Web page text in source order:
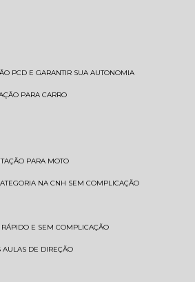
PCD E GARANTIR SUA AUTONOMIA
PARA CARRO
PARA MOTO
NA CNH SEM COMPLICAÇÃO
RÁPIDO E SEM COMPLICAÇÃO
AULAS DE DIREÇÃO